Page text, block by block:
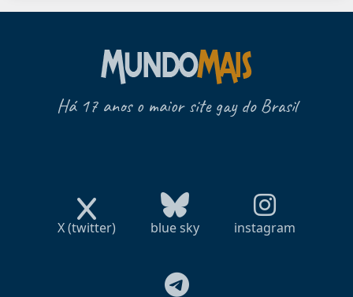
Há 17 anos o maior site gay do Brasil
X (twitter) blue sky instagram